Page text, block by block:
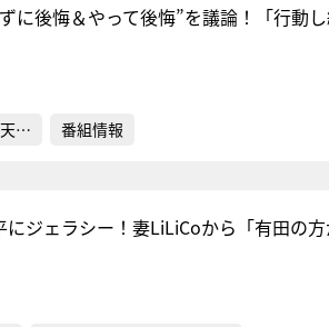
に後悔＆やって後悔”を議論！「行動し
天… 番組情報
ジェラシー！妻LiLiCoから「有田の方